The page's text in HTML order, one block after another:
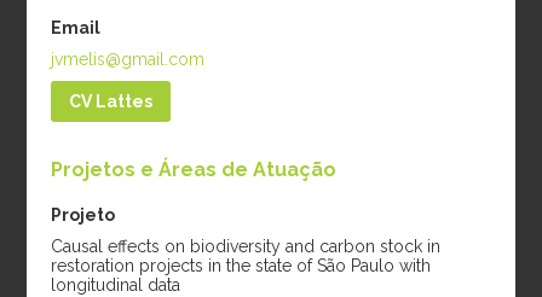
Email
jvmelis@gmail.com
CV Lattes
Projetos e Áreas de Atuação
Projeto
Causal effects on biodiversity and carbon stock in
restoration projects in the state of São Paulo with
longitudinal data
ATUAL
PESQUISADORES VISITANTES